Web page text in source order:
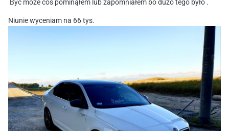
Być może coś pominąłem lub zapomniałem bo dużo tego było .
Niunie wyceniam na 66 tys.